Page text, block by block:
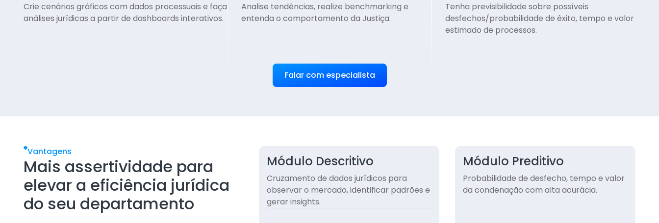
Crie cenários gráficos com dados processuais e faça
análises jurídicas a partir de dashboards interativos.
Analise tendências, realize benchmarking e
entenda o comportamento da Justiça.
Tenha previsibilidade sobre possíveis
desfechos/probabilidade de êxito, tempo e valor
estimado de processos.
Falar com especialista
Vantagens
Mais assertividade para
elevar a eficiência jurídica
do seu departamento
Módulo Descritivo
Cruzamento de dados jurídicos para
observar o mercado, identificar padrões e
gerar insights.
Módulo Preditivo
Probabilidade de desfecho, tempo e valor
da condenação com alta acurácia.